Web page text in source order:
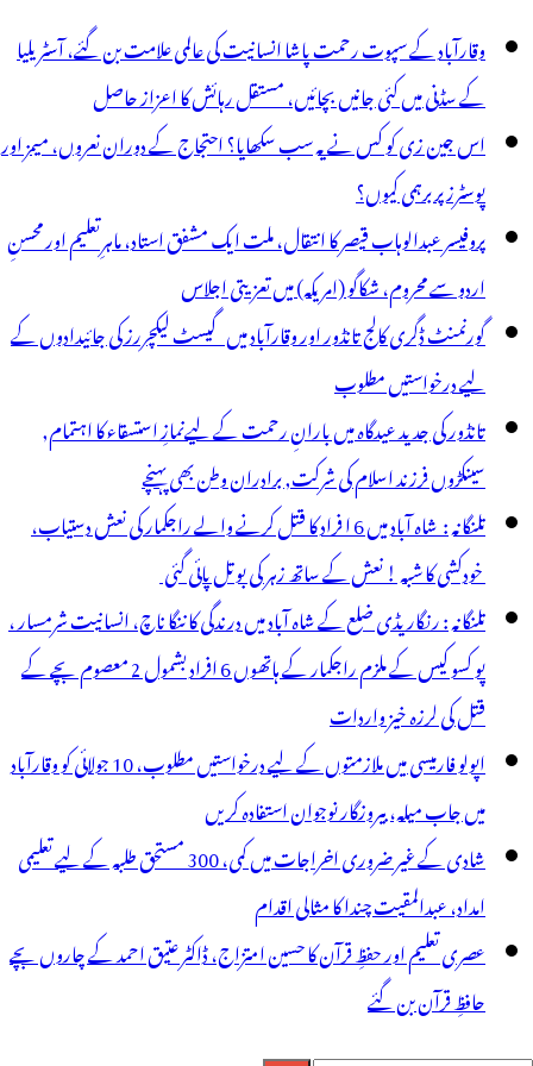
میں
جائیں
وزیراعلیٰ
نمائندگی
وقارآباد کے سپوت رحمت پاشا انسانیت کی عالمی علامت بن گئے، آسٹریلیا
کے سڈنی میں کئی جانیں بچائیں، مستقل رہائش کا اعزاز حاصل
اس جین زی کو کس نے یہ سب سکھایا؟ احتجاج کے دوران نعروں، میمز اور
پوسٹرز پر برہمی کیوں؟
پروفیسر عبدالوہاب قیصر کا انتقال، ملت ایک مشفق استاد، ماہرِتعلیم اور محسنِ
اردو سے محروم، شکاگو (امریکہ) میں تعزیتی اجلاس
گورنمنٹ ڈگری کالج تانڈور اور وقارآباد میں گیسٹ لیکچررز کی جائیدادوں کے
لیے درخواستیں مطلوب
تانڈور کی جدید عیدگاہ میں بارانِ رحمت کے لیےنمازِ استسقاء کا اہتمام,
سینکڑوں فرزند اسلام کی شرکت, برادران وطن بھی پہنچے
تلنگانہ : شاہ آباد میں 6 ا فراد کا قتل کرنے والے راجکمار کی نعش دستیاب،
خودکشی کا شبہ ! نعش کے ساتھ زہر کی بوتل پائی گئی
تلنگانہ : رنگاریڈی ضلع کے شاہ آباد میں درندگی کا ننگا ناچ، انسانیت شرمسار ،
پو کسو کیس کے ملزم راجکمار کے ہاتھوں 6 افراد بشمول 2 معصوم بچے کے
قتل کی لرزہ خیز واردات
اپولو فارمیسی میں ملازمتوں کے لیے درخواستیں مطلوب، 10 جولائی کو وقارآباد
میں جاب میلہ، بیروزگار نوجوان استفادہ کریں
شادی کے غیر ضروری اخراجات میں کمی، 300 مستحق طلبہ کے لیے تعلیمی
امداد، عبدالمقیت چندا کا مثالی اقدام
عصری تعلیم اور حفظِ قرآن کا حسین امتزاج، ڈاکٹر عتیق احمد کے چاروں بچے
حافظِ قرآن بن گئے